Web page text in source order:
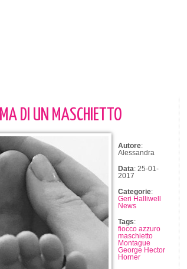
DI UN MASCHIETTO
Autore:
Alessandra
Data: 25-01-
2017
Categorie:
Geri Halliwell
News
Tags:
fiocco azzuro
maschietto
Montague
George Hector
Horner